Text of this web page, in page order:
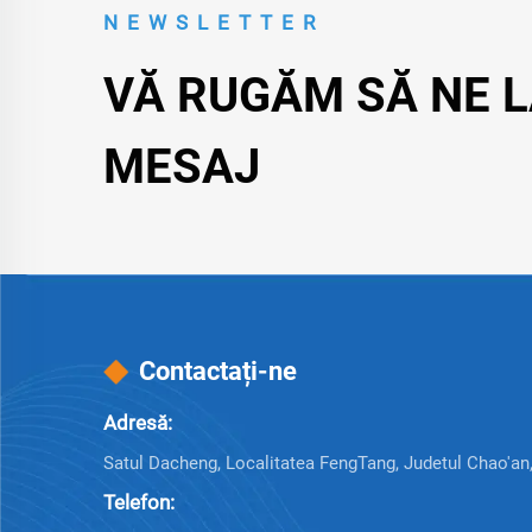
NEWSLETTER
VĂ RUGĂM SĂ NE
MESAJ
Contactați-ne
Adresă:
Satul Dacheng, Localitatea FengTang, Judetul
Telefon: